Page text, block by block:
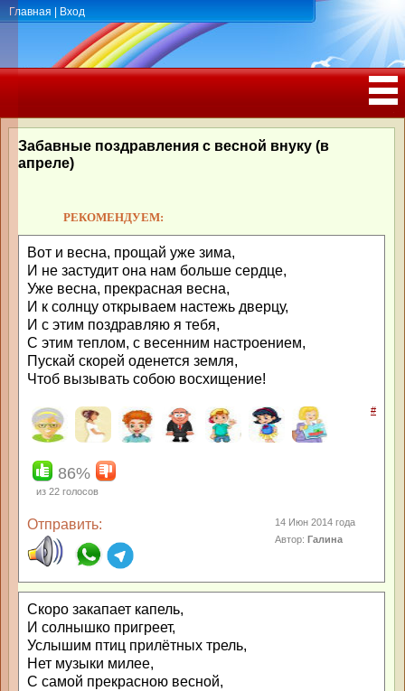
Главная Вход
РОЖДЕНИЯ, ЮБИЛЕЕМ
Забавные поздравления с весной внуку (в
апреле)
РЕКОМЕНДУЕМ:
Вот и весна, прощай уже зима,
И не застудит она нам больше сердце,
Уже весна, прекрасная весна,
И к солнцу открываем настежь дверцу,
И с этим поздравляю я тебя,
С этим теплом, с весенним настроением,
Пускай скорей оденется земля,
Чтоб вызывать собою восхищение!
#
86%
из 22 голосов
Отправить:
14 Июн 2014 года
Автор:Галина
Скоро закапает капель,
И солнышко пригреет,
Услышим птиц прилётных трель,
Нет музыки милее,
С самой прекрасною весной,